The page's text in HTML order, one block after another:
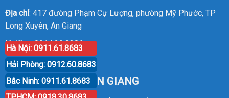
Địa chỉ: 417 đường Phạm Cự Lượng, phường Mỹ Phước, TP
Long Xuyên, An Giang
Hotline:0914.20.8386
TẠI RẠCH GIÁ - KIÊN GIANG
Hà Nội: 0911.61.8683
Hải Phòng: 0912.60.8683
Bắc Ninh: 0911.61.8683